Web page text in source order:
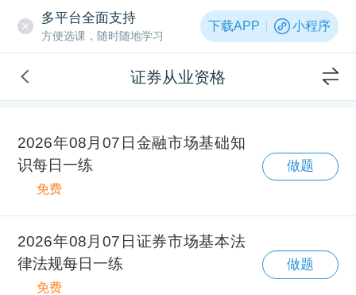
多平台全面支持
方便选课，随时随地学习
下载APP 小程序
证券从业资格
2026年08月07日金融市场基础知
识每日一练
免费
做题
2026年08月07日证券市场基本法
律法规每日一练
免费
做题